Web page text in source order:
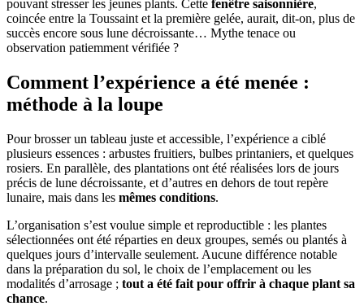
pouvant stresser les jeunes plants. Cette fenêtre saisonnière,
coincée entre la Toussaint et la première gelée, aurait, dit-on, plus de
succès encore sous lune décroissante… Mythe tenace ou
observation patiemment vérifiée ?
Comment l’expérience a été menée :
méthode à la loupe
Pour brosser un tableau juste et accessible, l’expérience a ciblé
plusieurs essences : arbustes fruitiers, bulbes printaniers, et quelques
rosiers. En parallèle, des plantations ont été réalisées lors de jours
précis de lune décroissante, et d’autres en dehors de tout repère
lunaire, mais dans les mêmes conditions.
L’organisation s’est voulue simple et reproductible : les plantes
sélectionnées ont été réparties en deux groupes, semés ou plantés à
quelques jours d’intervalle seulement. Aucune différence notable
dans la préparation du sol, le choix de l’emplacement ou les
modalités d’arrosage ; tout a été fait pour offrir à chaque plant sa
chance.